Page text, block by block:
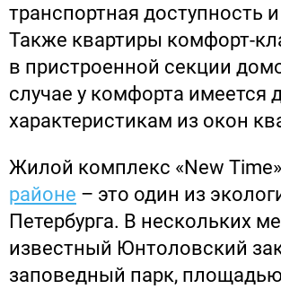
транспортная доступность
Также квартиры комфорт-
в пристроенной секции
случае у комфорта
характеристикам из окон
Жилой комплекс «New
районе – это один из
Петербурга. В нескольких
известный Юнтоловский
заповедный парк,